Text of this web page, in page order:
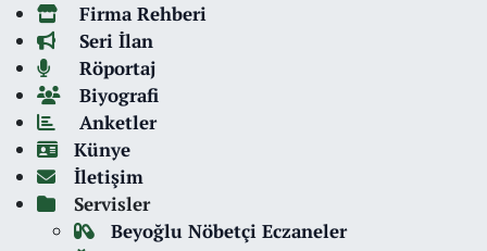
Firma Rehberi
Seri İlan
Röportaj
Biyografi
Anketler
Künye
İletişim
Servisler
Beyoğlu Nöbetçi Eczaneler